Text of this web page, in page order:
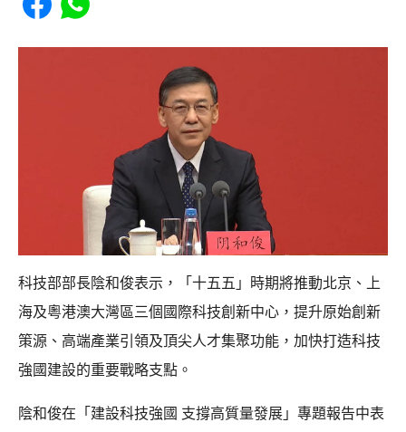
科技部部長陰和俊表示，「十五五」時期將推動北京、上
海及粵港澳大灣區三個國際科技創新中心，提升原始創新
策源、高端產業引領及頂尖人才集聚功能，加快打造科技
強國建設的重要戰略支點。
陰和俊在「建設科技強國 支撐高質量發展」專題報告中表